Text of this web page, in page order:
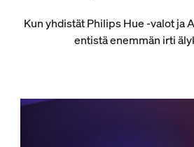
Kun yhdistät Philips Hue -valot ja
entistä enemmän irti